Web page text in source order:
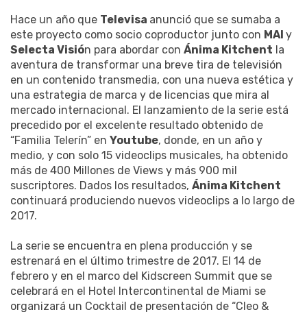
Hace un año que Televisa anunció que se sumaba a
este proyecto como socio coproductor junto con MAI y
Selecta Visión para abordar con Ánima Kitchent la
aventura de transformar una breve tira de televisión
en un contenido transmedia, con una nueva estética y
una estrategia de marca y de licencias que mira al
mercado internacional. El lanzamiento de la serie está
precedido por el excelente resultado obtenido de
“Familia Telerín” en Youtube, donde, en un año y
medio, y con solo 15 videoclips musicales, ha obtenido
más de 400 Millones de Views y más 900 mil
suscriptores. Dados los resultados, Ánima Kitchent
continuará produciendo nuevos videoclips a lo largo de
2017.
La serie se encuentra en plena producción y se
estrenará en el último trimestre de 2017. El 14 de
febrero y en el marco del Kidscreen Summit que se
celebrará en el Hotel Intercontinental de Miami se
organizará un Cocktail de presentación de “Cleo &